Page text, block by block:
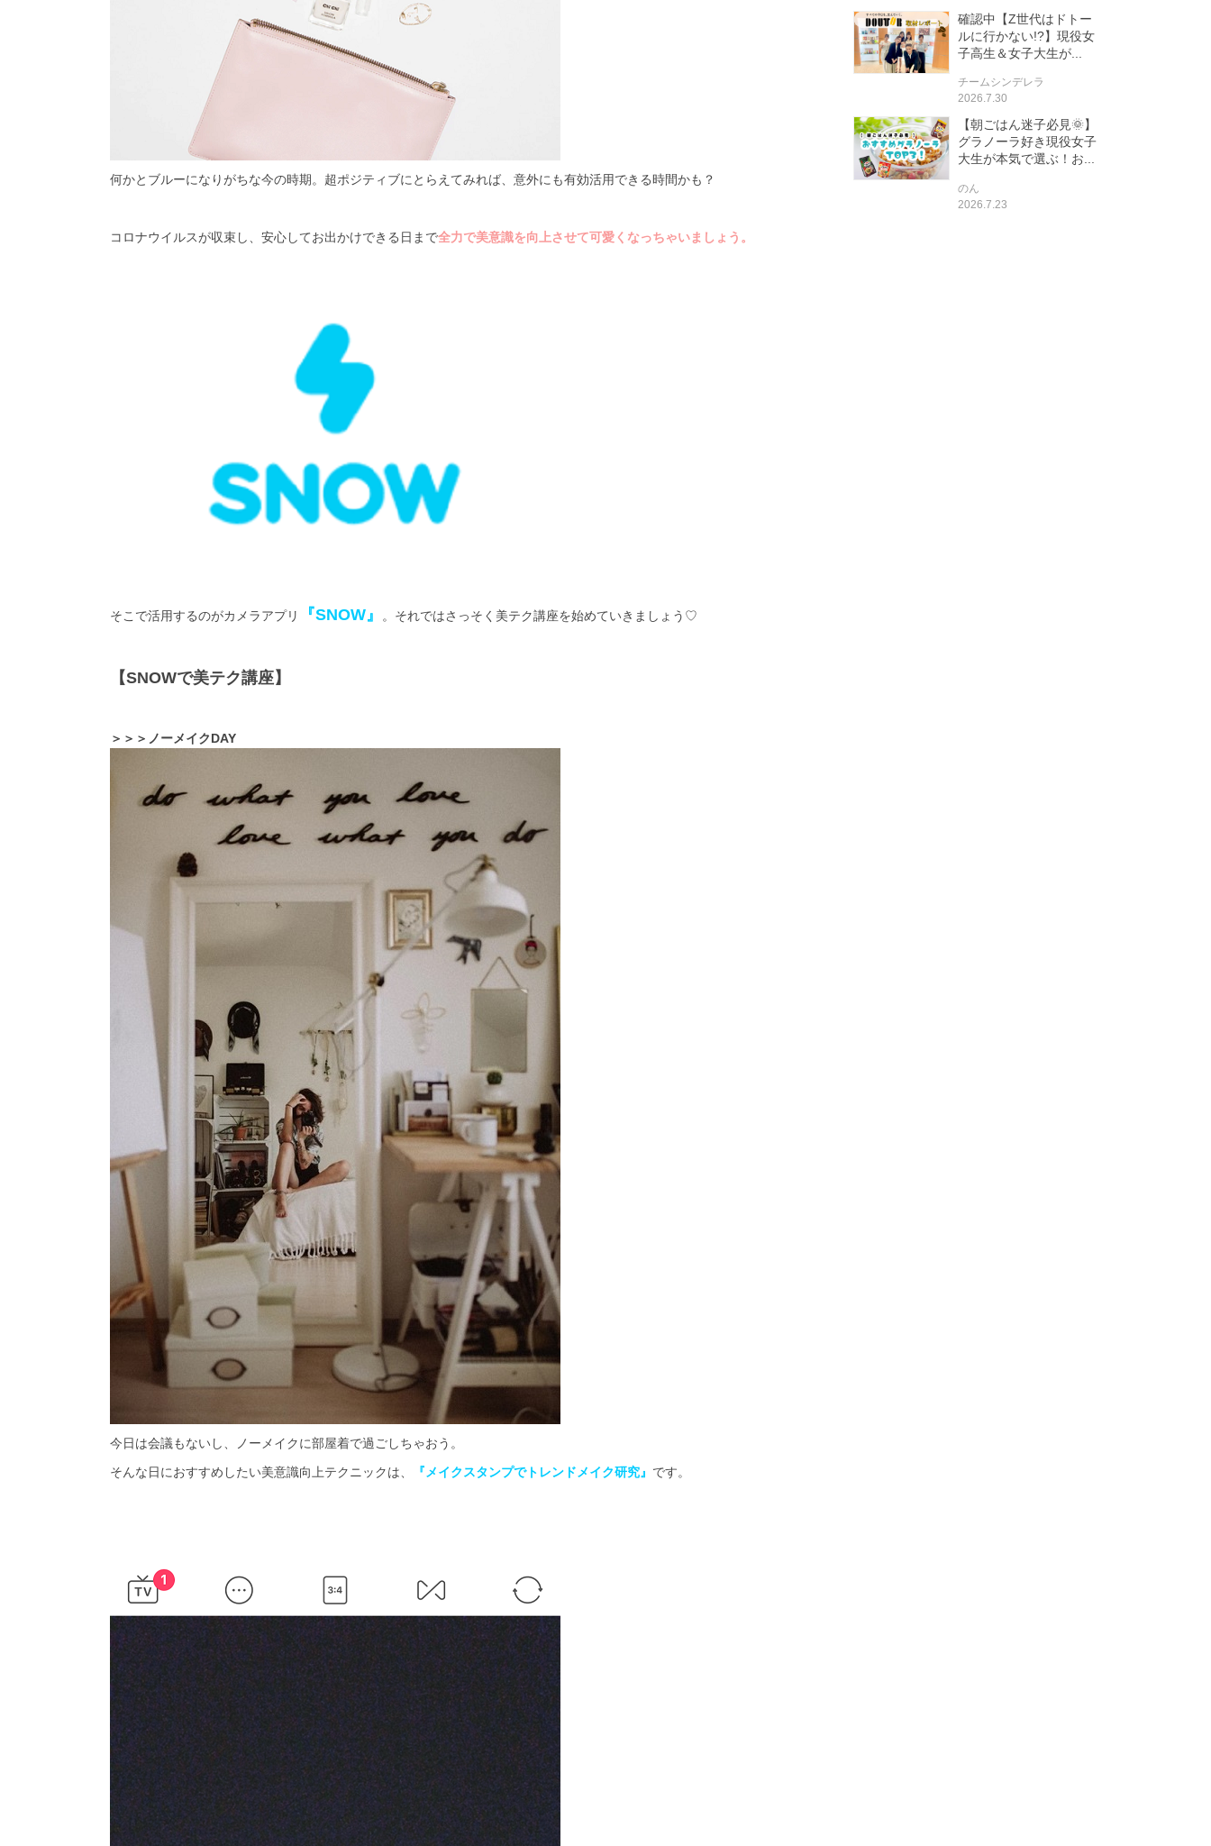
何かとブルーになりがちな今の時期。 超ポジティブにとらえてみれば、意外にも有効活用できる時間かも？
コロナウイルスが収束し、安心してお出かけできる日まで全力で美意識を向上させて可愛くなっちゃいましょう。
そこで活用するのがカメラアプリ 『SNOW』 。 それではさっそく美テク講座を始めていきましょう♡
【SNOWで美テク講座】
＞＞＞ノーメイクDAY
今日は会議もないし、ノーメイクに部屋着で過ごしちゃおう。
そんな日におすすめしたい美意識向上テクニックは、
『メイクスタンプでトレンドメイク研究』 です。
確認中【Z世代はドトー
ルに行かない!?】現役女
子高生＆女子大生が...
チームシンデレラ
2026.7.30
【朝ごはん迷子必見🌞】
グラノーラ好き現役女子
大生が本気で選ぶ！お...
のん
2026.7.23